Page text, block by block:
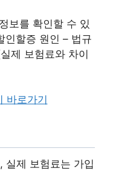
보를 확인할 수 있
인할증 원인 – 법규
제 보험료와 차이
바로가기
실제 보험료는 가입